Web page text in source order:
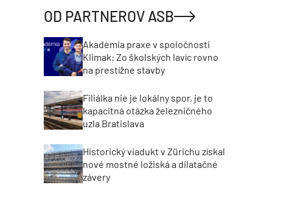
OD PARTNEROV ASB
Akadémia praxe v spoločnosti
Klimak: Zo školských lavíc rovno
na prestížne stavby
Filiálka nie je lokálny spor, je to
kapacitná otázka železničného
uzla Bratislava
Historický viadukt v Zürichu získal
nové mostné ložiská a dilatačné
závery